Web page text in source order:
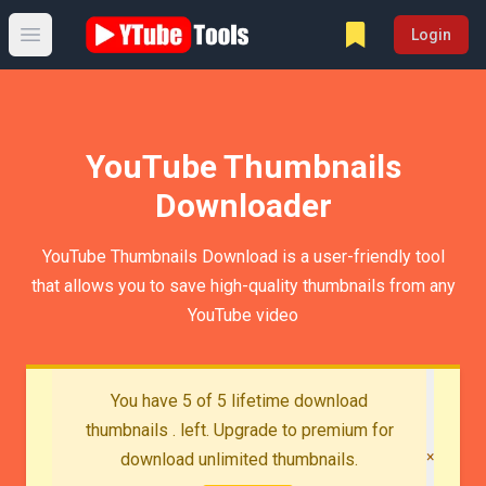
Open main menu
Login
YouTube Thumbnails
Downloader
YouTube Thumbnails Download is a user-friendly tool
that allows you to save high-quality thumbnails from any
YouTube video
You have 5 of 5 lifetime download
thumbnails . left. Upgrade to premium for
download unlimited thumbnails.
×